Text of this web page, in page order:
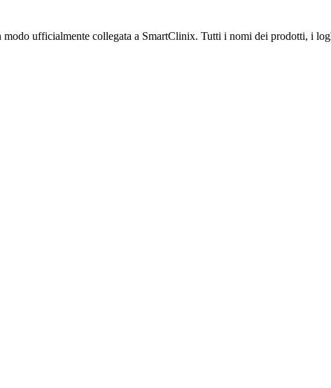
ufficialmente collegata a SmartClinix. Tutti i nomi dei prodotti, i